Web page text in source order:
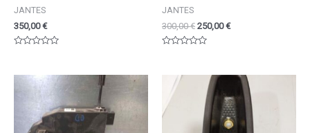
JANTES
350,00€
JANTES
300,00€ 250,00€